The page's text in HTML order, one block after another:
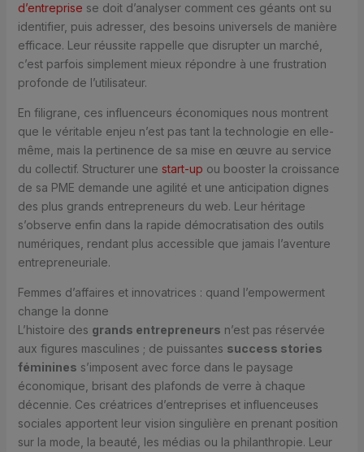
d’entreprise se doit d’analyser comment ces géants ont su
identifier, puis adresser, des besoins universels de manière
efficace. Leur réussite rappelle que disrupter un marché,
c’est parfois simplement mieux répondre à une frustration
profonde de l’utilisateur.
En filigrane, ces influenceurs économiques nous montrent
que le véritable enjeu n’est pas tant la technologie en elle-
même, mais la pertinence de sa mise en œuvre au service
du collectif. Structurer une start-up ou booster la croissance
de sa PME demande une agilité et une anticipation dignes
des plus grands entrepreneurs du web. Leur héritage
s’observe enfin dans la rapide démocratisation des outils
numériques, rendant plus accessible que jamais l’aventure
entrepreneuriale.
Femmes d’affaires et innovatrices : quand l’empowerment
change la donne
L’histoire des grands entrepreneurs n’est pas réservée
aux figures masculines ; de puissantes success stories
féminines s’imposent avec force dans le paysage
économique, brisant des plafonds de verre à chaque
décennie. Ces créatrices d’entreprises et influenceuses
sociales apportent leur vision singulière en prenant position
sur la mode, la beauté, les médias ou la philanthropie. Leur